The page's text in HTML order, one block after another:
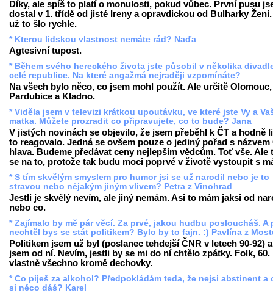
Díky, ale spíš to platí o monulosti, pokud vůbec. První pusu
dostal v 1. třídě od jisté Ireny a opravdickou od Bulharky Ženi.
už to šlo rychle.
* Kterou lidskou vlastnost nemáte rád? Naďa
Agtesivní tupost.
* Během svého hereckého života jste působil v několika
celé republice. Na které angažmá nejraději vzpomínáte?
Na všech bylo něco, co jsem mohl použít. Ale určitě Olomouc,
Pardubice a Kladno.
* Viděla jsem v televizi krátkou upoutávku, ve které jste Vy a
matka. Můžete prozradit co připravujete, co to bude? Jana
V jistých novinách se objevilo, že jsem přeběhl k ČT a hodně
to reagovalo. Jedná se ovšem pouze o jediný pořad s názvem
hlava. Budeme předávat ceny nejlepším vědcům. Toť vše. Ale
se na to, protože tak budu moci poprvé v životě vystoupit s
* S tím skvělým smyslem pro humor jsi se už narodil nebo je to
stravou nebo nějakým jiným vlivem? Petra z Vinohrad
Jestli je skvělý nevím, ale jiný nemám. Asi to mám jaksi od
nebo co.
* Zajímalo by mě pár věcí. Za prvé, jakou hudbu posloucháš. A
nechtěl bys se stát politikem? Bylo by to fajn. :) Pavlína z
Politikem jsem už byl (poslanec tehdejší ČNR v letech 90-92)
jsem od ní. Nevím, jestli by se mi do ní chtělo zpátky. Folk, 60.
vlastně všechno kromě dechovky.
* Co piješ za alkohol? Předpokládám teda, že nejsi abstinent a
si něco dáš? Karel